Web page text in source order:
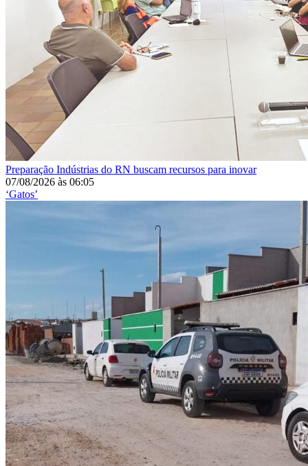
Preparação Indústrias do RN buscam recursos para inovar
07/08/2026 às 06:05
‘Gatos’